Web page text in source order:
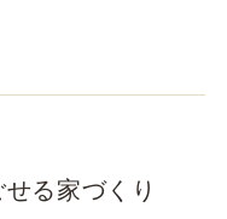
る家づくり